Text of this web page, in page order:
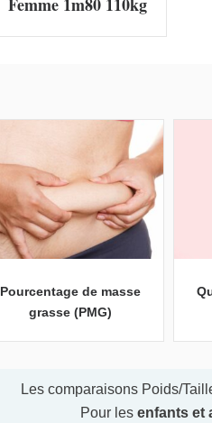
Pourcentage de masse
grasse (PMG)
Les comparaisons Poids/
Pour les enfants et